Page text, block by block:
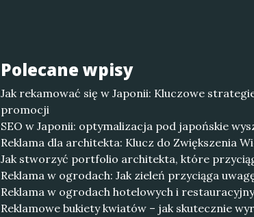
Polecane wpisy
Jak rekamować się w Japonii: Kluczowe
promocji
SEO w Japonii: optymalizacja pod japońskie
Reklama dla architekta: Klucz do Zwiększenia
Jak stworzyć portfolio architekta, które
Reklama w ogrodach: Jak zieleń przyciąga
Reklama w ogrodach hotelowych i
Reklamowe bukiety kwiatów – jak skutecznie